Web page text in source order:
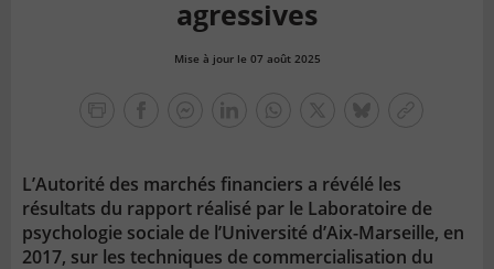
agressives
Mise à jour le 07 août 2025
L’Autorité des marchés financiers a révélé les
résultats du rapport réalisé par le Laboratoire de
psychologie sociale de l’Université d’Aix-Marseille, en
2017, sur les techniques de commercialisation du